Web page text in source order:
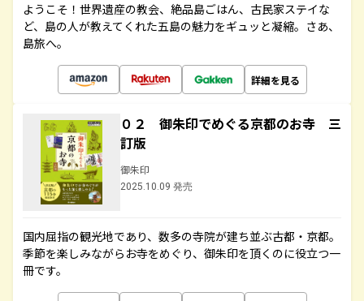
ようこそ！世界遺産の教会、絶品島ごはん、古民家ステイな
ど、島の人が教えてくれた五島の魅力をギュッと凝縮。さあ、
島旅へ。
詳細を見る
０２ 御朱印でめぐる京都のお寺 三
訂版
御朱印
2025.10.09 発売
国内屈指の観光地であり、数多の寺院が建ち並ぶ古都・京都。
季節を楽しみながらお寺をめぐり、御朱印を頂くのに役立つ一
冊です。